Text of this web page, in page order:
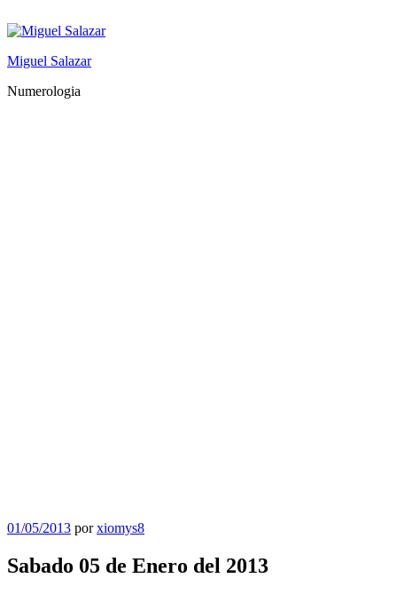
al
Miguel Salazar
Numerologia
Publicado
01/05/2013 porxiomys8
Sabado 05 de Enero del 2013